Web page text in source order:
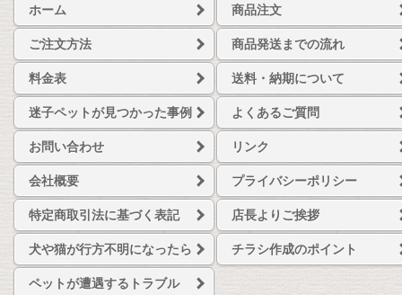
ホーム 商品注文
ご注文方法 商品発送までの流れ
料金表 送料・納期について
迷子ペットが見つかった事例 よくあるご質問
お問い合わせ リンク
会社概要 プライバシーポリシー
特定商取引法に基づく表記 店長よりご挨拶
犬や猫が行方不明になったら チラシ作成のポイント
ペットが遭遇するトラブル